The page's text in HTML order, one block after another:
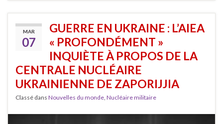
MAR
07
GUERRE EN UKRAINE : L’AIEA
« PROFONDÉMENT »
INQUIÈTE À PROPOS DE LA
CENTRALE NUCLÉAIRE
UKRAINIENNE DE ZAPORIJJIA
Classé dans Nouvelles du monde, Nucléaire militaire